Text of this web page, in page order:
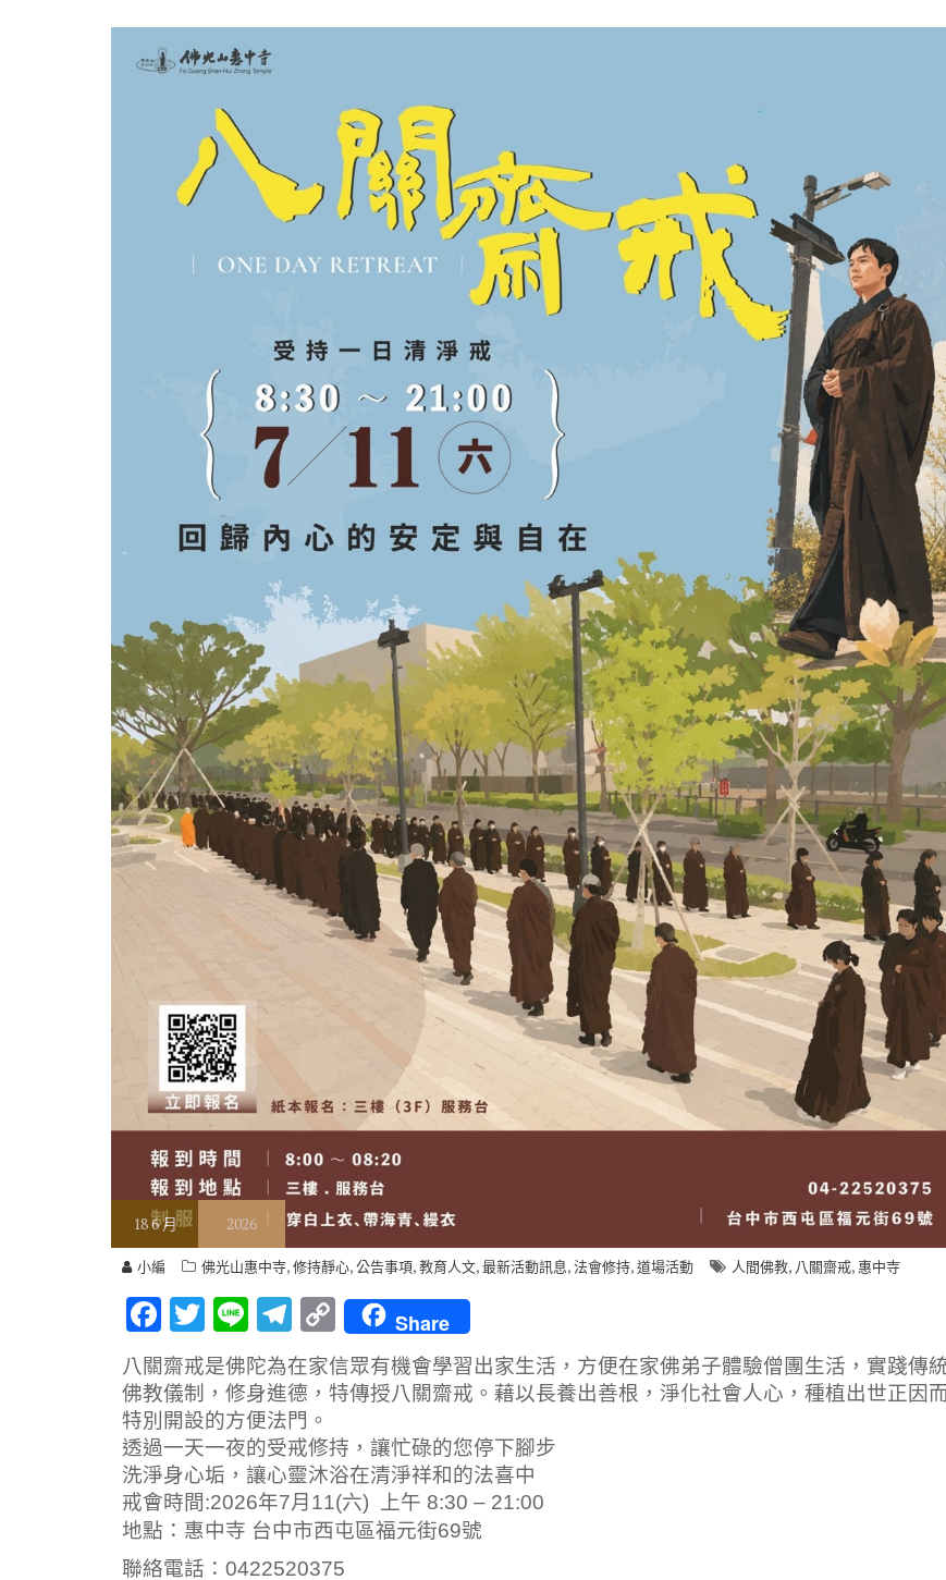
186 月 2026
小編 佛光山惠中寺,修持靜心,公告事項,教育人文,最新活動訊息,法會修持,道場活動 人間佛教, 八關齋戒, 惠中寺
F
ac
e
b
o
o
k
T
w
it
te
r
Li
n
e
T
el
e
gr
a
m
C
o
p
y
Li
n
k
Share
八關齋戒是佛陀為在家信眾有機會學習出家生活，方便在家佛弟子體驗僧團生活，實踐傳
佛教儀制，修身進德，特傳授八關齋戒。藉以長養出善根，淨化社會人心，種植出世正因
特別開設的方便法門。
透過一天一夜的受戒修持，讓忙碌的您停下腳步
洗淨身心垢，讓心靈沐浴在清淨祥和的法喜中
戒會時間:2026年7月11(六) 上午 8:30 – 21:00
地點：惠中寺 台中市西屯區福元街69號
聯絡電話：0422520375